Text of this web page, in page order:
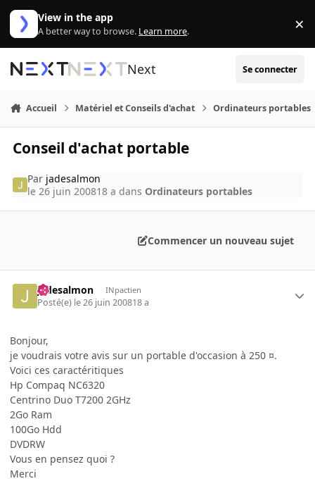
Aller au contenu
View in the app
A better way to browse. Learn more. ×
Next Se connecter
Accueil Matériel et Conseils d'achat Ordinateurs portables
Conseil d'achat portable
Par jadesalmon
le 26 juin 200818 a dans Ordinateurs portables
Commencer un nouveau sujet
jadesalmon INpactien
Posté(e) le 26 juin 200818 a
Bonjour,
je voudrais votre avis sur un portable d'occasion à 250 ¤.
Voici ces caractéritiques
Hp Compaq NC6320
Centrino Duo T7200 2GHz
2Go Ram
100Go Hdd
DVDRW
Vous en pensez quoi ?
Merci